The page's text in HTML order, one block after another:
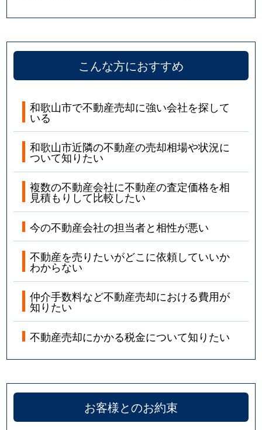
こんな方におすすめ
和歌山市で不動産売却に強い会社を探して
いる
和歌山市近隣の不動産の売却相場や状況に
ついて知りたい
複数の不動産会社に不動産の査定価格を相
見積もりして比較したい
今の不動産会社の担当者と相性が悪い
不動産を売りたいがどこに依頼していいか
わからない
仲介手数料など不動産売却における費用が
知りたい
不動産売却にかかる税金について知りたい
お客様とのお約束